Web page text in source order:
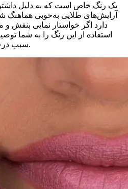
آرایش‌های طلایی به‌خوبی هماهنگ
دارد اگر خواستار نمایی بنفش و
استفاده از این رنگ را به شما
سبب درخشان شدن لب‌های شما شود.